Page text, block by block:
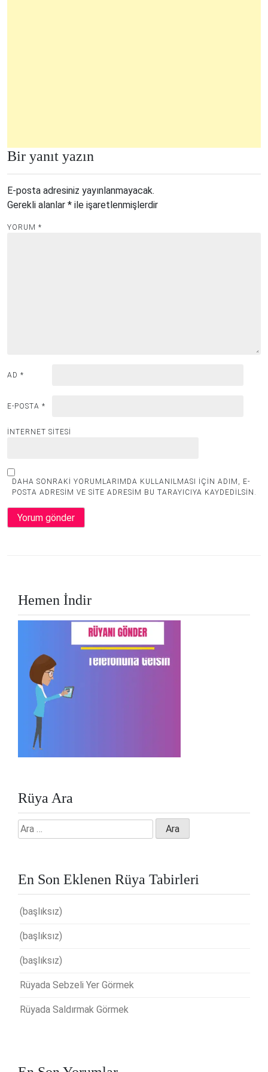
Bir yanıt yazın
E-posta adresiniz yayınlanmayacak.
Gerekli alanlar * ile işaretlenmişlerdir
YORUM *
AD *
E-POSTA *
İNTERNET SITESI
DAHA SONRAKI YORUMLARIMDA KULLANILMASI IÇIN ADIM, E-
POSTA ADRESIM VE SITE ADRESIM BU TARAYICIYA KAYDEDILSIN.
Hemen İndir
Rüya Ara
Arama:
En Son Eklenen Rüya Tabirleri
(başlıksız)
(başlıksız)
(başlıksız)
Rüyada Sebzeli Yer Görmek
Rüyada Saldırmak Görmek